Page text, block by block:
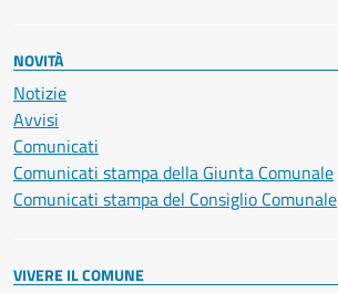
NOVITÀ
Notizie
Avvisi
Comunicati
Comunicati stampa della Giunta Comunale
Comunicati stampa del Consiglio Comunale
VIVERE IL COMUNE